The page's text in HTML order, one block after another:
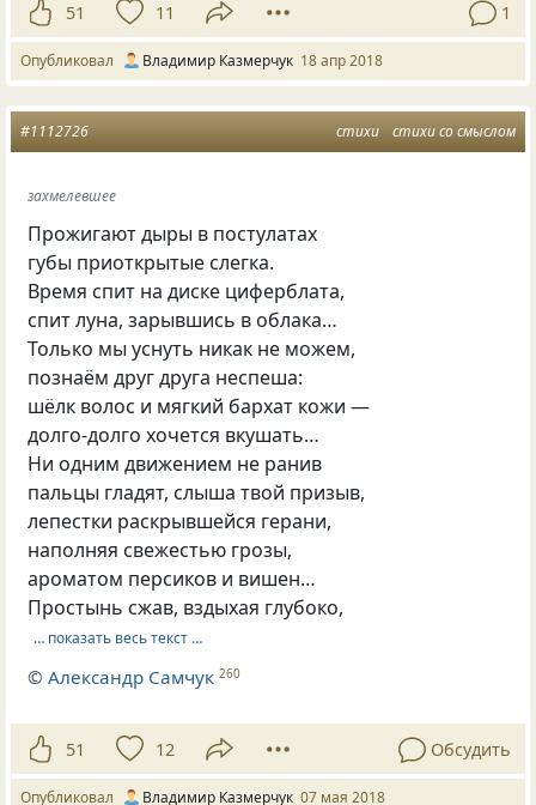
51 11 1
Опубликовал Владимир Казмерчук 18 апр 2018
стихи стихи со смыслом
#1112726
захмелевшее
Прожигают дыры в постулатах
губы приоткрытые слегка.
Время спит на диске циферблата,
спит луна, зарывшись в облака…
Только мы уснуть никак не можем,
познаём друг друга неспеша:
шёлк волос и мягкий бархат кожи —
долго-долго хочется вкушать…
Ни одним движением не ранив
пальцы гладят, слыша твой призыв,
лепестки раскрывшейся герани,
наполняя свежестью грозы,
ароматом персиков и вишен…
Простынь сжав, вздыхая глубоко,
… показать весь текст …
©Александр Самчук 260
51 12 Обсудить
Опубликовал Владимир Казмерчук 07 мая 2018